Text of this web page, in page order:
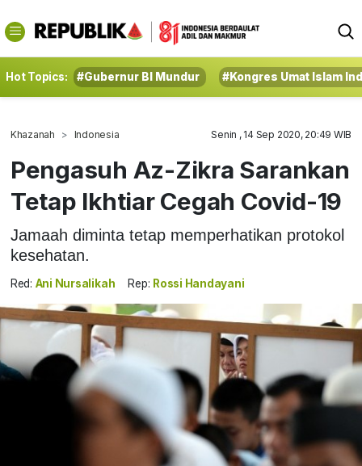
Hot Topics: #Gubernur BI Mundur #Kongres Umat Islam
Khazanah Indonesia Senin , 14 Sep 2020, 20:49 WIB
Pengasuh Az-Zikra Sarankan
Tetap Ikhtiar Cegah Covid-19
Jamaah diminta tetap memperhatikan protokol
kesehatan.
Red: Ani Nursalikah Rep: Rossi Handayani